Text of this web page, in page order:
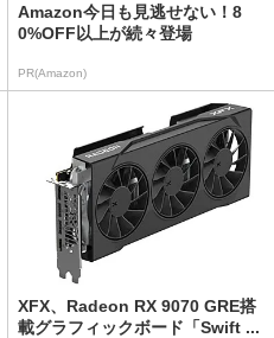
Amazon今日も見逃せない！8
0%OFF以上が続々登場
PR(Amazon)
XFX、Radeon RX 9070 GRE搭
載グラフィックボード「Swift ...